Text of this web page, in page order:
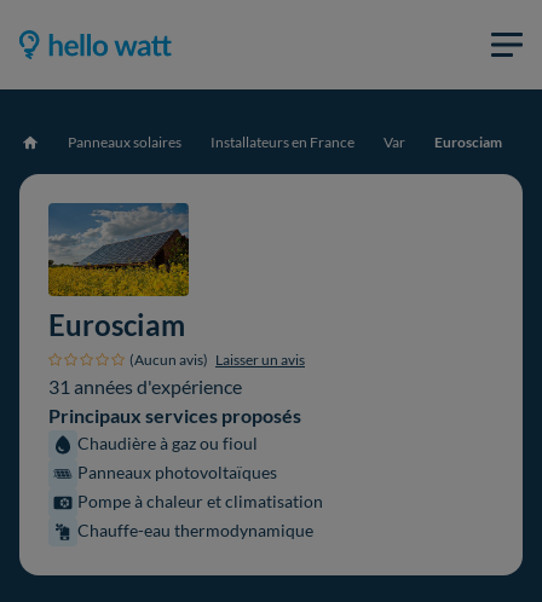
Accueil Panneaux solaires Installateurs en France Var Eurosciam
Eurosciam
(Aucun avis) Laisser un avis
31 années d'expérience
Principaux services proposés
Chaudière à gaz ou fioul
Panneaux photovoltaïques
Pompe à chaleur et climatisation
Chauffe-eau thermodynamique